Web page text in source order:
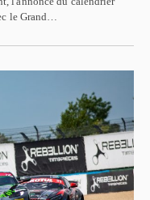
le Grand…